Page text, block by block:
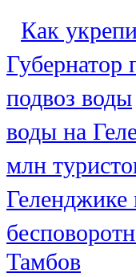
Как
Губернатор
подвоз воды
воды на
млн
Тамбов